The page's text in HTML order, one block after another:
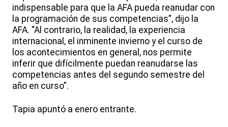
indispensable para que la AFA pueda reanudar con
la programación de sus competencias”, dijo la
AFA. “Al contrario, la realidad, la experiencia
internacional, el inminente invierno y el curso de
los acontecimientos en general, nos permite
inferir que difícilmente puedan reanudarse las
competencias antes del segundo semestre del
año en curso”.
Tapia apuntó a enero entrante.